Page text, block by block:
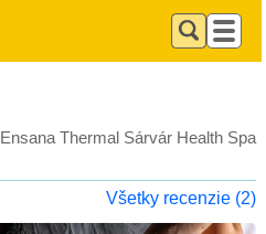
Ensana Thermal Sárvár Health Spa
Všetky recenzie (2)